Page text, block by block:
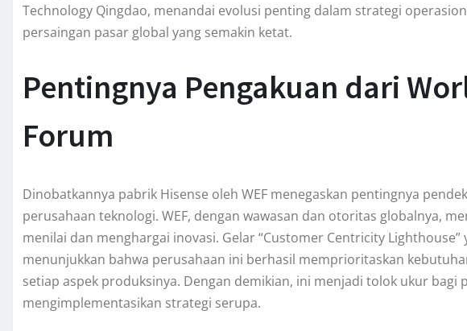
Technology Qingdao, menandai evolusi penting dalam strategi
persaingan pasar global yang semakin ketat.
Pentingnya Pengakuan dari
Forum
Dinobatkannya pabrik Hisense oleh WEF menegaskan pentingnya
perusahaan teknologi. WEF, dengan wawasan dan otoritas globalnya,
menilai dan menghargai inovasi. Gelar “Customer Centricity
menunjukkan bahwa perusahaan ini berhasil memprioritaskan
setiap aspek produksinya. Dengan demikian, ini menjadi tolok ukur bagi
mengimplementasikan strategi serupa.